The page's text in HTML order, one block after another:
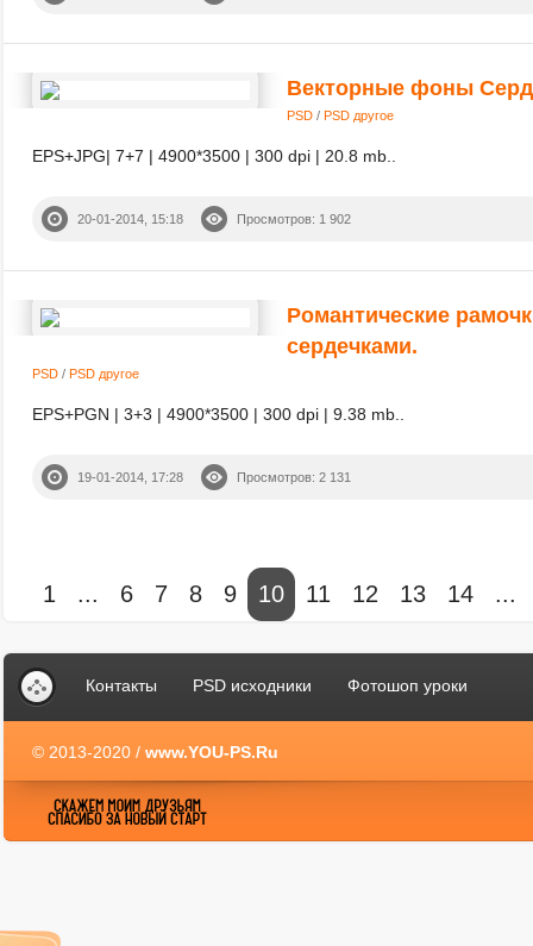
Векторные фоны
PSD / PSD другое
EPS+JPG| 7+7 | 4900*3500 | 300 dpi | 20.8 mb..
20-01-2014, 15:18 Просмотров: 1 902
Романтические
сердечками.
PSD / PSD другое
EPS+PGN | 3+3 | 4900*3500 | 300 dpi | 9.38 mb..
19-01-2014, 17:28 Просмотров: 2 131
1 ... 6 7 8 9 10 11 12 13 14 ...
Контакты PSD исходники Фотошоп уроки
© 2013-2020 / www.YOU-PS.Ru
YOU-PS.Ru